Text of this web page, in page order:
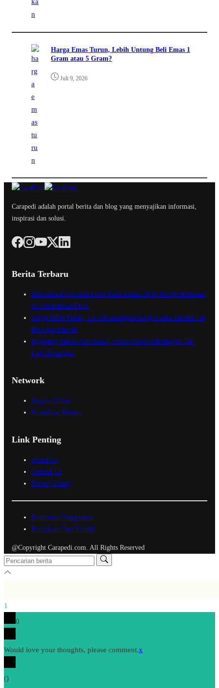
Harga Emas Turun, Lebih Untung Beli Emas 1
Gram atau 5 Gram?
Juli 9, 2026
Carapedi adalah portal berita dan blog yang menyajikan informasi,
inspirasi dan solusi.
Berita Terbaru
Indonesia Dipastikan Lolos Piala Dunia 2030 Jika Permohonan
ini Dikabulkan FIFA
Harga BBM Turun, Ini Perbandingan Harga Lama dan Baru di
Berbagai Daerah
Kejagung Ambil Alih Kasus, Status Febrie Adriansyah Tak
Lagi Tersangka
Network
Inggris Online
Konsultasi Hukum
Link Penting
About Us
Contact Us
Privacy Policy
Ketentuan Penggunaan
Kebijakan Data Pribadi
@Copyright Carapedi.com. All Rights Reserved
1
0
Would love your thoughts, please comment.x
()